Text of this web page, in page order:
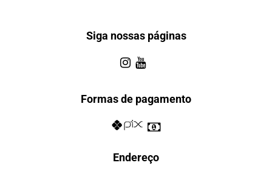
Siga nossas páginas
Formas de pagamento
Endereço